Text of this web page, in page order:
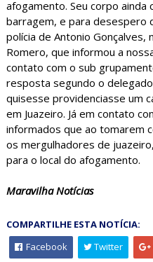
afogamento. Seu corpo ainda
barragem, e para desespero
polícia de Antonio Gonçalves,
Romero, que informou a
contato com o sub
resposta segundo o
quisesse providenciasse um
em Juazeiro. Já em contato
informados que ao tomarem
os mergulhadores de
para o local do afogamento.
Maravilha Notícias
COMPARTILHE ESTA NOTÍCIA:
Facebook
Twitter